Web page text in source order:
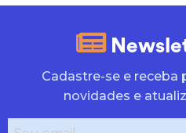
Cadastre-se e receba
novidades e